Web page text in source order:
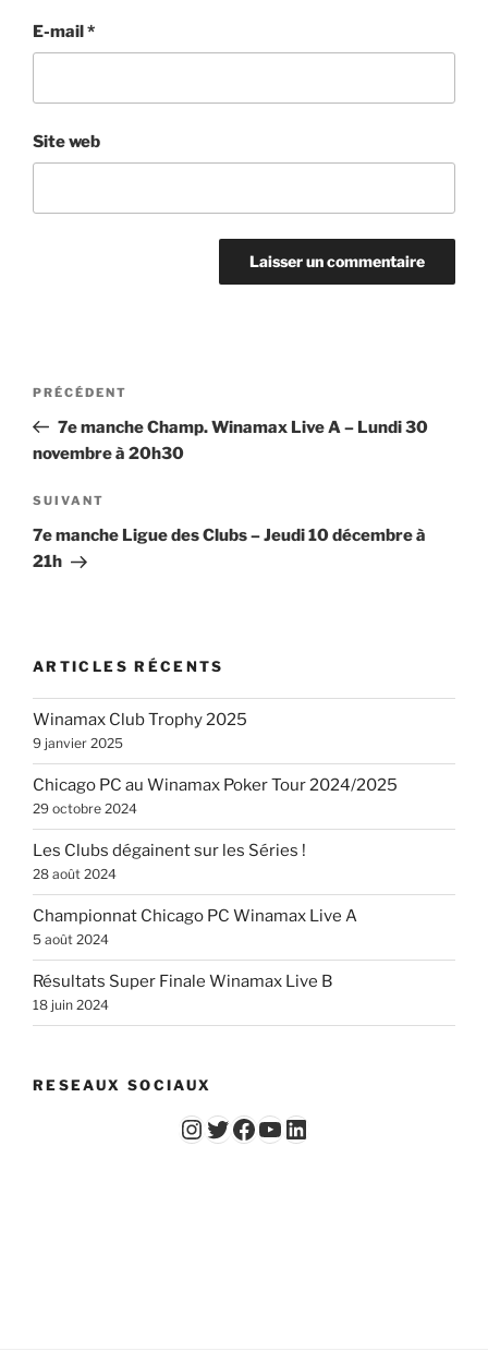
E-mail*
Site web
Navigation
l’article
Article
précédent
PRÉCÉDENT
7e manche Champ. Winamax Live A – Lundi 30
novembre à 20h30
Article
suivant
SUIVANT
7e manche Ligue des Clubs – Jeudi 10 décembre à
21h
ARTICLES RÉCENTS
Winamax Club Trophy 2025
9 janvier 2025
Chicago PC au Winamax Poker Tour 2024/2025
29 octobre 2024
Les Clubs dégainent sur les Séries !
28 août 2024
Championnat Chicago PC Winamax Live A
5 août 2024
Résultats Super Finale Winamax Live B
18 juin 2024
RESEAUX SOCIAUX
Instagram
Twitter
Facebook
YouTube - Vidéos du Chicago Poker ClubLinkedIn